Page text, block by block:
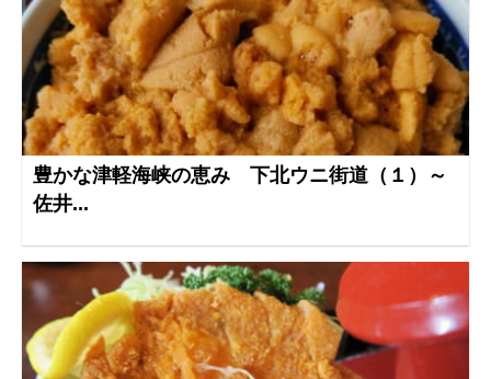
豊かな津軽海峡の恵み 下北ウニ街道（１）～
佐井...